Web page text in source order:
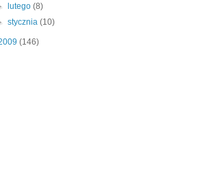
lutego(8)
stycznia(10)
(146)